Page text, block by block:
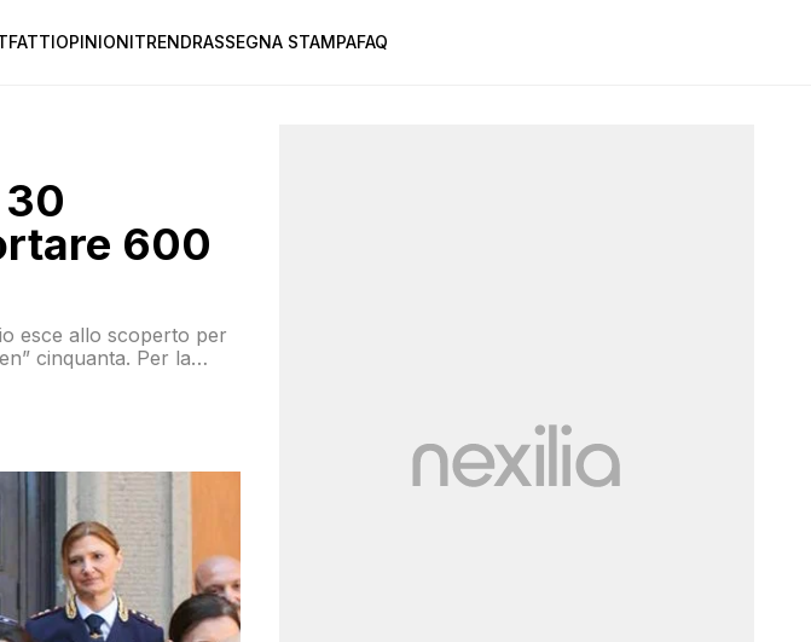
FATTIOPINIONITRENDRASSEGNA STAMPAFAQ
600
esce allo scoperto per
cinquanta. Per la
sul territorio della